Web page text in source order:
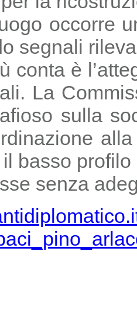
occorre
segnali
conta è
La
sulla
basso
senza